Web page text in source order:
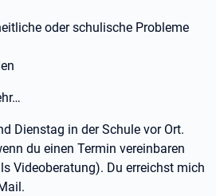
oder schulische Probleme
Dienstag in der Schule vor Ort.
du einen Termin vereinbaren
Videoberatung). Du erreichst mich